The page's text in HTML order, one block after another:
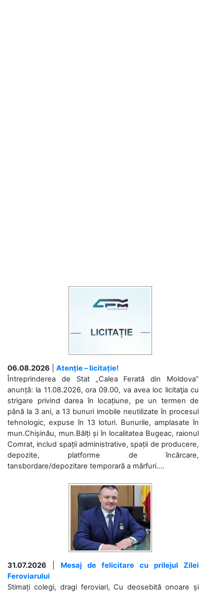
06.08.2026
Atenție – licitație!
Întreprinderea de Stat „Calea Ferată din Moldova”
anunță: la 11.08.2026, ora 09.00, va avea loc licitaţia cu
strigare privind darea în locațiune, pe un termen de
până la 3 ani, a 13 bunuri imobile neutilizate în procesul
tehnologic, expuse în 13 loturi. Bunurile, amplasate în
mun.Chișinău, mun.Bălți și în localitatea Bugeac, raionul
Comrat, includ spații administrative, spații de producere,
depozite, platforme de încărcare,
tansbordare/depozitare temporară a mărfuri....
31.07.2026
Mesaj de felicitare cu prilejul Zilei
Feroviarului
Stimați colegi, dragi feroviari, Cu deosebită onoare și